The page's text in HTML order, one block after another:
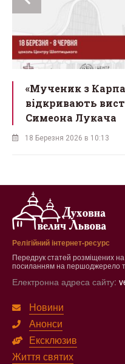
«Мученик з
відкривають
Симеона Лукача
18 Березня 2026 в 10:13
Релігійний інтернет-ресурс
Передрук статей розміщених
посиланням на першоджерело та
Електронна адреса сайту:
Новини
Анонси
Ексклюзив
Життя святих